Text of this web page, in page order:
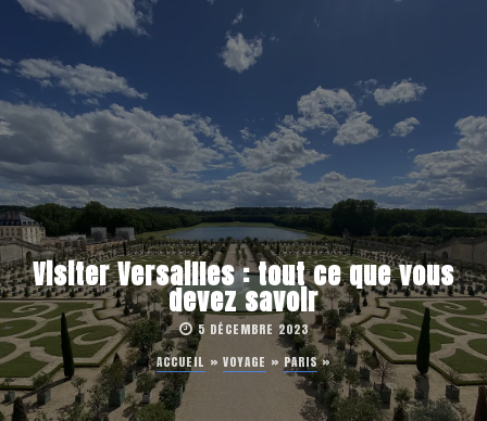
Visiter Versailles : tout ce que vous
devez savoir
5 DÉCEMBRE 2023
ACCUEIL » VOYAGE » PARIS»